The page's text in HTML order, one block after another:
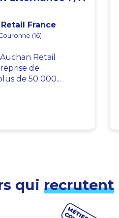
France
(16)
Retail
de
de 50 000...
qui recrutent